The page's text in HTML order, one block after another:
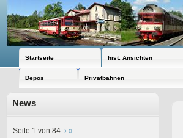
Startseite hist. Ansichten
Depos Privatbahnen
News
Seite 1 von 84 › »